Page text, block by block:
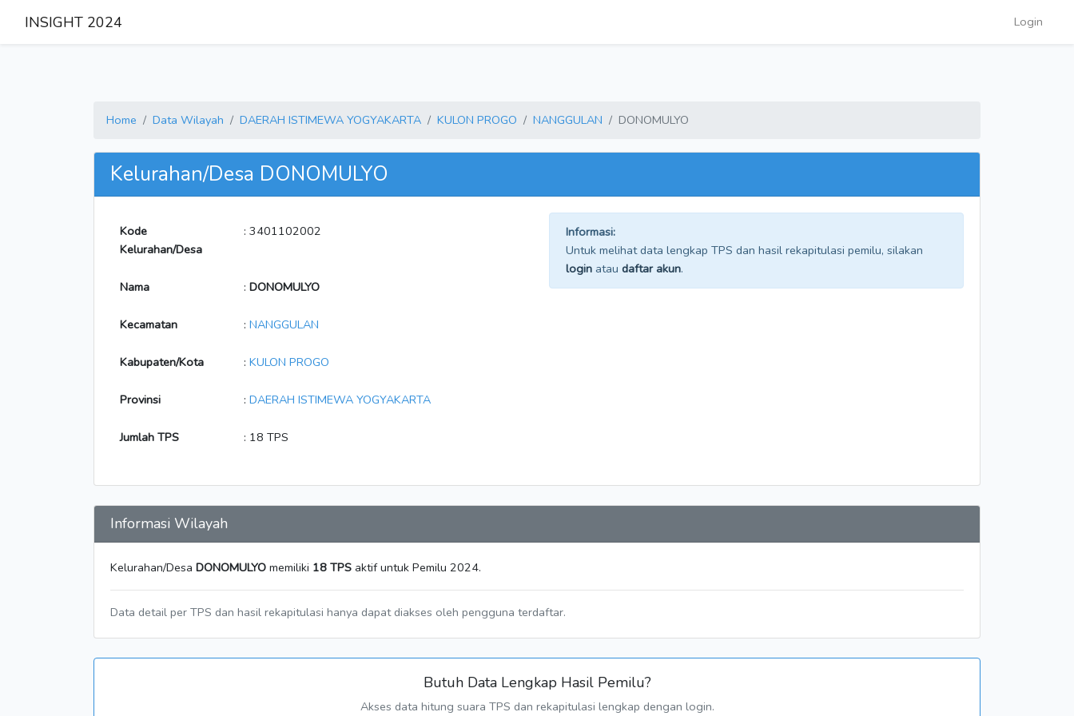
INSIGHT 2024 Login
Home Data Wilayah DAERAH ISTIMEWA YOGYAKARTA KULON PROGO NANGGULAN DONOMULYO
Kelurahan/Desa DONOMULYO
Kode
Kelurahan/Desa
: 3401102002
Nama : DONOMULYO
Kecamatan : NANGGULAN
Kabupaten/Kota : KULON PROGO
Provinsi : DAERAH ISTIMEWA YOGYAKARTA
Jumlah TPS : 18 TPS
Informasi:
Untuk melihat data lengkap TPS dan hasil rekapitulasi pemilu, silakan
login atau daftar akun.
Informasi Wilayah
Kelurahan/Desa DONOMULYO memiliki 18 TPS aktif untuk Pemilu 2024.
Data detail per TPS dan hasil rekapitulasi hanya dapat diakses oleh pengguna terdaftar.
Butuh Data Lengkap Hasil Pemilu?
Akses data hitung suara TPS dan rekapitulasi lengkap dengan login.